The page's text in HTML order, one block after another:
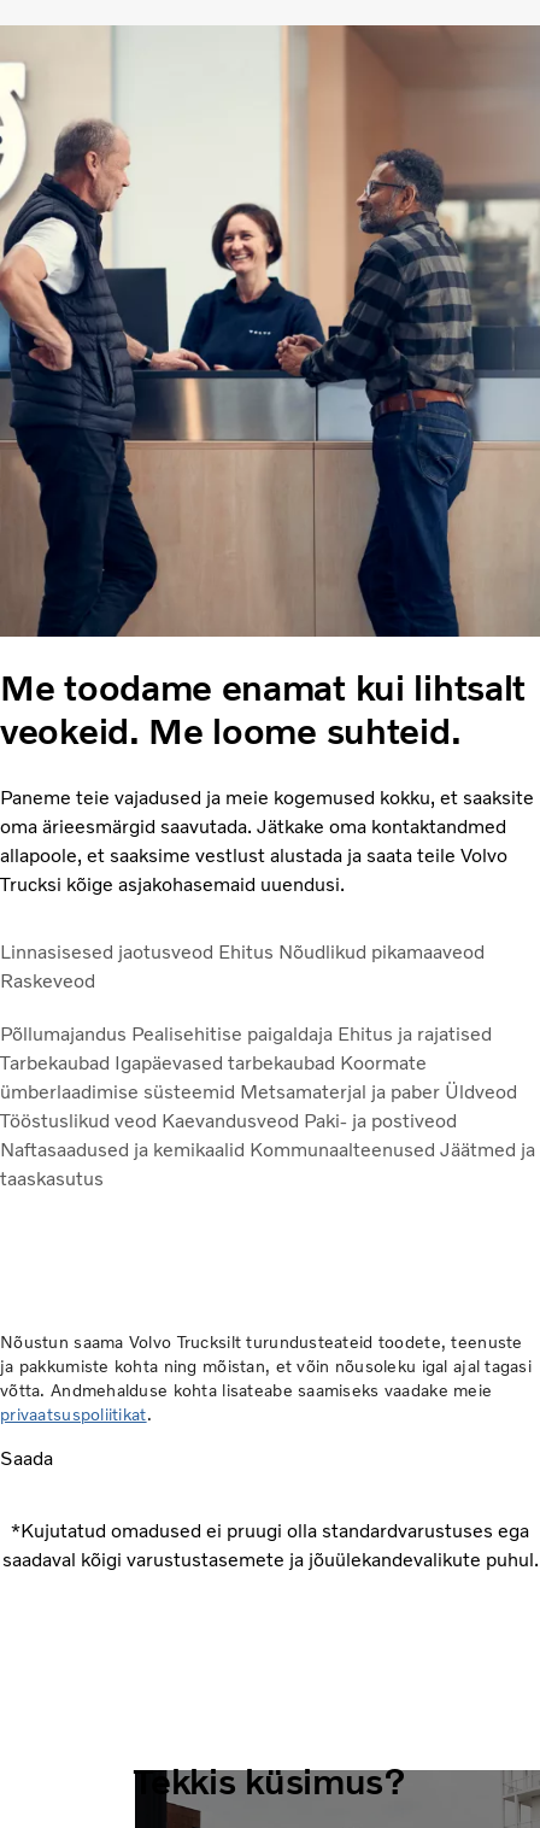
Me toodame enamat kui lihtsalt
veokeid. Me loome suhteid.
Paneme teie vajadused ja meie kogemused kokku, et saaksite
oma ärieesmärgid saavutada. Jätkake oma kontaktandmed
allapoole, et saaksime vestlust alustada ja saata teile Volvo
Trucksi kõige asjakohasemaid uuendusi.
Linnasisesed jaotusveod Ehitus Nõudlikud pikamaaveod
Raskeveod
Põllumajandus Pealisehitise paigaldaja Ehitus ja rajatised
Tarbekaubad Igapäevased tarbekaubad Koormate
ümberlaadimise süsteemid Metsamaterjal ja paber Üldveod
Tööstuslikud veod Kaevandusveod Paki- ja postiveod
Naftasaadused ja kemikaalid Kommunaalteenused Jäätmed ja
taaskasutus
Nõustun saama Volvo Trucksilt turundusteateid toodete, teenuste
ja pakkumiste kohta ning mõistan, et võin nõusoleku igal ajal tagasi
võtta. Andmehalduse kohta lisateabe saamiseks vaadake meie
privaatsuspoliitikat.
Saada
*Kujutatud omadused ei pruugi olla standardvarustuses ega
saadaval kõigi varustustasemete ja jõuülekandevalikute puhul.
Tekkis küsimus?